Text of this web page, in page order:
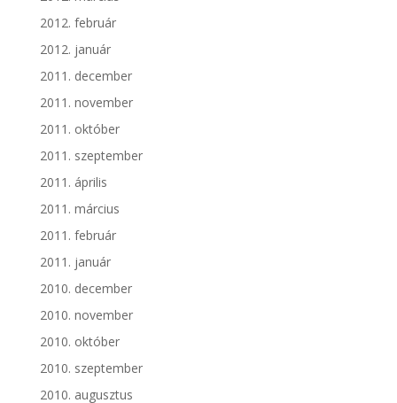
2012. február
2012. január
2011. december
2011. november
2011. október
2011. szeptember
2011. április
2011. március
2011. február
2011. január
2010. december
2010. november
2010. október
2010. szeptember
2010. augusztus